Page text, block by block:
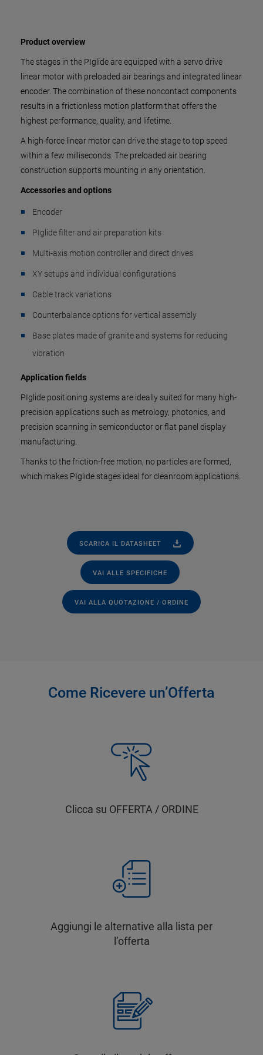
Product overview
The stages in the PIglide are equipped with a servo drive
linear motor with preloaded air bearings and integrated linear
encoder. The combination of these noncontact components
results in a frictionless motion platform that offers the
highest performance, quality, and lifetime.
A high-force linear motor can drive the stage to top speed
within a few milliseconds. The preloaded air bearing
construction supports mounting in any orientation.
Accessories and options
Encoder
PIglide filter and air preparation kits
Multi-axis motion controller and direct drives
XY setups and individual configurations
Cable track variations
Counterbalance options for vertical assembly
Base plates made of granite and systems for reducing
vibration
Application fields
PIglide positioning systems are ideally suited for many high-
precision applications such as metrology, photonics, and
precision scanning in semiconductor or flat panel display
manufacturing.
Thanks to the friction-free motion, no particles are formed,
which makes PIglide stages ideal for cleanroom applications.
SCARICA IL DATASHEET
VAI ALLE SPECIFICHE
VAI ALLA QUOTAZIONE / ORDINE
Come Ricevere un’Offerta
Clicca su OFFERTA / ORDINE
Aggiungi le alternative alla lista per
l’offerta